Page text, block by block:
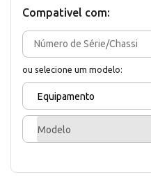
Compativel com:
ou selecione um modelo:
Equipamento
Modelo